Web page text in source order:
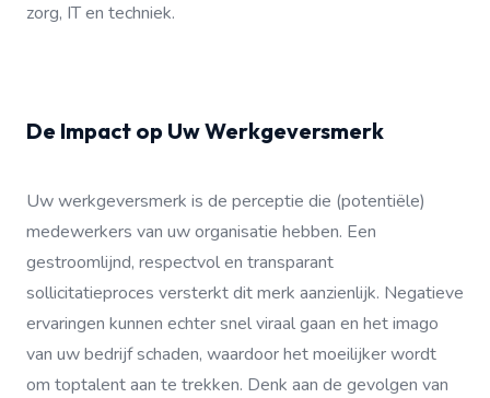
zorg, IT en techniek.
De Impact op Uw Werkgeversmerk
Uw werkgeversmerk is de perceptie die (potentiële)
medewerkers van uw organisatie hebben. Een
gestroomlijnd, respectvol en transparant
sollicitatieproces versterkt dit merk aanzienlijk. Negatieve
ervaringen kunnen echter snel viraal gaan en het imago
van uw bedrijf schaden, waardoor het moeilijker wordt
om toptalent aan te trekken. Denk aan de gevolgen van